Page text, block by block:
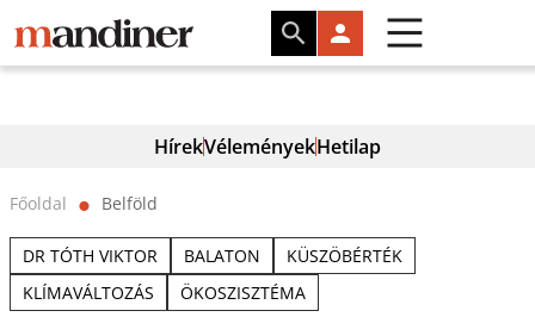
HírekVéleményekHetilap
Főoldal ⬤ Belföld
DR TÓTH VIKTOR BALATON
KÜSZÖBÉRTÉK
KLÍMAVÁLTOZÁS
ÖKOSZISZTÉMA